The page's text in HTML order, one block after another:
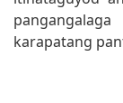
karapatang